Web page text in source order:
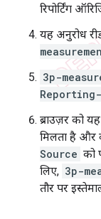
रिपोर्टिंग
यह अनुरोध
3p-
ब्राउज़र को
मिलता है और
Source को
लिए, 3p-
तौर पर